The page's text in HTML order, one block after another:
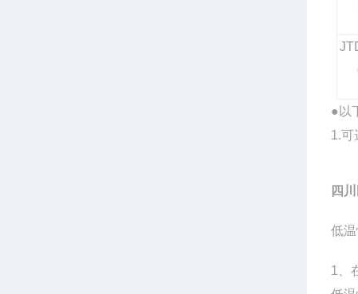
●以
1.可
四
低
1、